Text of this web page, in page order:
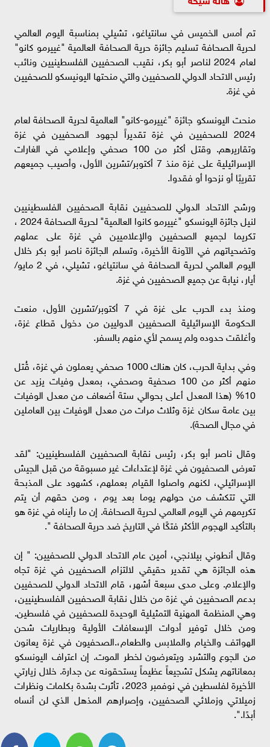
تم أمس الخميس في سانتياغو، تشيلي بمناسبة اليوم العالمي
لحرية الصحافة تسليم جائزة حرية الصحافة العالمية "غييرمو كانو"
لعام 2024 لناصر أبو بكر، نقيب الصحفيين الفلسطينيين ونائب
رئيس الاتحاد الدولي للصحفيين والتي منحتها اليونيسكو للصحفيين
في غزة.
منحت اليونسكو جائزة "غييرمو-كانو" العالمية لحرية الصحافة لعام
2024 للصحفيين في غزة تقديراً لجهود الصحفيين في غزة
وتقاريرهم. وقتل أكثر من 100 صحفي وإعلامي في الغارات
الإسرائيلية على غزة منذ 7 أكتوبر/تشرين الأول، وأصيب جميعهم
تقريبًا أو نزحوا أو فقدوا.
ورشح الاتحاد الدولي للصحفيين نقابة الصحفيين الفلسطينيين
لنيل جائزة اليونسكو "غييرمو كانوا العالمية" لحرية الصحافة 2024 ،
تكريما لجميع الصحفيين والإعلاميين في غزة على عملهم
وتضحياتهم في الآونة الأخيرة، وتسلم الجائزة ناصر أبو بكر خلال
اليوم العالمي لحرية الصحافة في سانتياغو، تشيلي، في 2 مايو/
أيار، نيابة عن جميع الصحفيين في غزة.
ومنذ بدء الحرب على غزة في 7 أكتوبر/تشرين الأول، منعت
الحكومة الإسرائيلية الصحفيين الدوليين من دخول قطاع غزة،
وأغلقت حدوده ولم يسمح لأي منهم بالسفر.
وفي بداية الحرب، كان هناك 1000 صحفي يعملون في غزة، قُتل
منهم أكثر من 100 صحفية وصحفي، بمعدل وفيات يزيد عن
10% (هذا المعدل أعلى بحوالي ستة أضعاف من معدل الوفيات
بين عامة سكان غزة وثلاث مرات من معدل الوفيات بين العاملين
في مجال الصحة).
وقال ناصر أبو بكر، رئيس نقابة الصحفيين الفلسطينيين: "لقد
تعرض الصحفيون في غزة لإعتداءات غير مسبوقة من قبل الجيش
الإسرائيلي، لكنهم واصلوا القيام بعملهم، كشهود على المذبحة
التي تتكشف من حولهم يوما بعد يوم ، ومن حقهم أن يتم
تكريمهم في اليوم العالمي لحرية الصحافة. إن ما رأيناه في غزة هو
بالتأكيد الهجوم الأكثر فتكًا في التاريخ ضد حرية الصحافة ".
وقال أنطوني بيلانجي، أمين عام الاتحاد الدولي للصحفيين: " إن
هذه الجائزة هي تقدير حقيقي لالتزام الصحفيين في غزة تجاه
والإعلام. وعلى مدى سبعة أشهر، قام الاتحاد الدولي للصحفيين
بدعم الصحفيين في غزة من خلال نقابة الصحفيين الفلسطينيين،
وهي المنظمة المهنية التمثيلية الوحيدة للصحفيين في فلسطين.
ومن خلال توفير أدوات الإسعافات الأولية وبطاريات شحن
الهواتف والخيام والملابس والطعام،.الصحفيون في غزة يعانون
من الجوع والتشرد ويتعرضون لخطر الموت. إن اعتراف اليونسكو
بمعاناتهم يشكل تشجيعاً عظيماً يستحقونه عن جدارة. خلال زيارتي
الأخيرة لفلسطين في نوفمبر 2023، تأثرت بشدة بكلمات ونظرات
زميلاتي وزملائي الصحفيين، وإصرارهم المذهل الذي لن أنساه
أبدًا.".